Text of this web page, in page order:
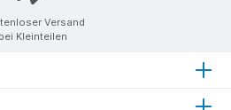
Versand
bei Kleinteilen